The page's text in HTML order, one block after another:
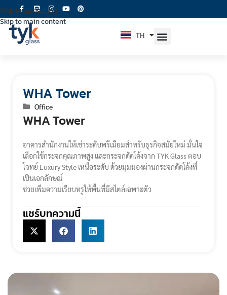
Skip to navigation
Skip to main content
TH
EN
WHA Tower
Office
WHA Tower
อาคารสำนักงานให้เช่าระดับพรีเมียมสำหรับธุรกิจสมัยใหม่ มั่นใจ
เลือกใช้กระจกคุณภาพสูง และกระจกดัดโค้งจาก TYK Glass ตอบ
โจทย์ Luxury Style เหนือระดับ ด้วยมุมมองผ่านกระจกดัดโค้งที่
เป็นเอกลักษณ์
ช่วยเพิ่มความเรียบหรูให้พื้นที่มีสไตล์เฉพาะตัว
แชร์บทความนี้